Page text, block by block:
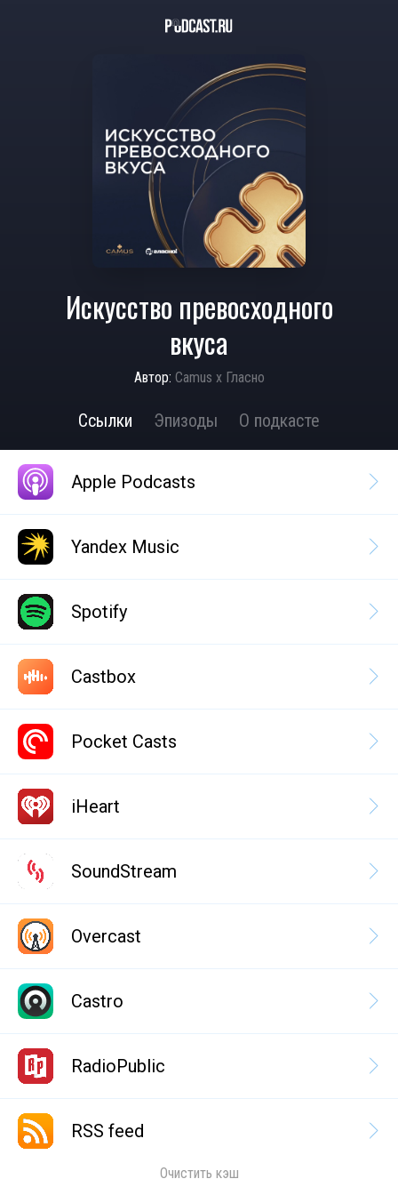
Искусство превосходного
вкуса
Автор: Camus х Гласно
Ссылки Эпизоды О подкасте
Apple Podcasts
Yandex Music
Spotify
Castbox
Pocket Casts
iHeart
SoundStream
Overcast
Castro
RadioPublic
RSS feed
Очистить кэш